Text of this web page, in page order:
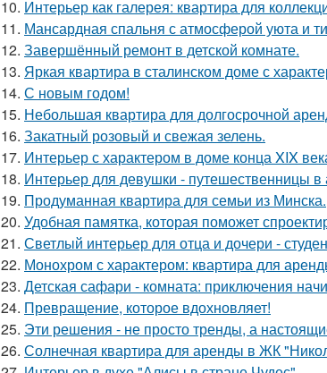
10. Интерьер как галерея: квартира для
11. Мансардная спальня с атмосферой уюта и
12. Завершённый ремонт в детской комнате.
13. Яркая квартира в сталинском доме с
14. С новым годом!
15. Небольшая квартира для долгосрочной
16. Закатный розовый и свежая зелень.
17. Интерьер с характером в доме конца XIX
18. Интерьер для девушки - путешественницы в
19. Продуманная квартира для семьи из Минска.
20. Удобная памятка, которая поможет
21. Светлый интерьер для отца и дочери -
22. Монохром с характером: квартира для
23. Детская сафари - комната: приключения
24. Превращение, которое вдохновляет!
25. Эти решения - не просто тренды, а
26. Солнечная квартира для аренды в ЖК